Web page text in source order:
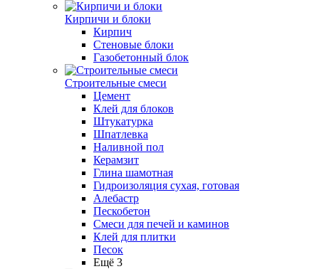
Кирпичи и блоки
Кирпич
Стеновые блоки
Газобетонный блок
Строительные смеси
Цемент
Клей для блоков
Штукатурка
Шпатлевка
Наливной пол
Керамзит
Глина шамотная
Гидроизоляция сухая, готовая
Алебастр
Пескобетон
Смеси для печей и каминов
Клей для плитки
Песок
Ещё 3